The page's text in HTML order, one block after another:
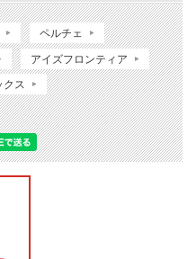
ペルチェ
アイズフロンティア
クス